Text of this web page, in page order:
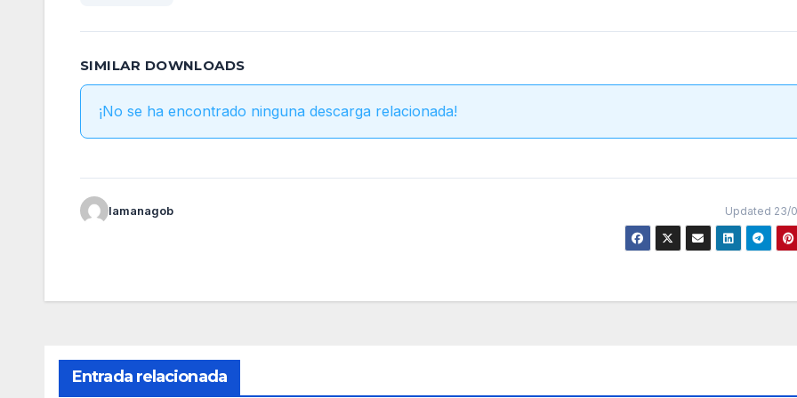
SIMILAR DOWNLOADS
¡No se ha encontrado ninguna descarga relacionada!
lamanagob Updated 23/
Entrada relacionada